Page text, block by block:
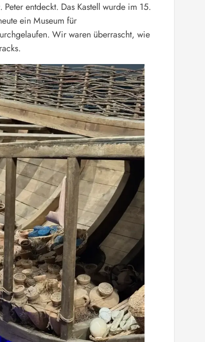
entdeckt. Das Kastell wurde im 15.
ein Museum für
Wir waren überrascht, wie